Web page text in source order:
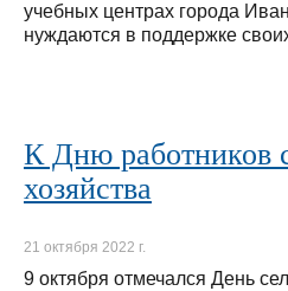
учебных центрах города
нуждаются в поддержке
К Дню работников
хозяйства
21 октября 2022 г.
9 октября отмечался День